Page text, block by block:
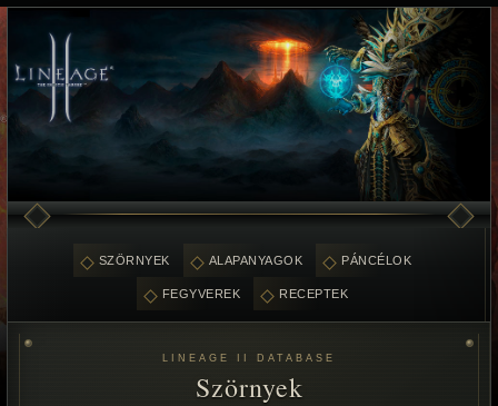
SZÖRNYEK ALAPANYAGOK PÁNCÉLOK
FEGYVEREK RECEPTEK
LINEAGE II DATABASE
Szörnyek